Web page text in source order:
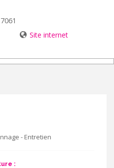
Site internet
- Entretien
: